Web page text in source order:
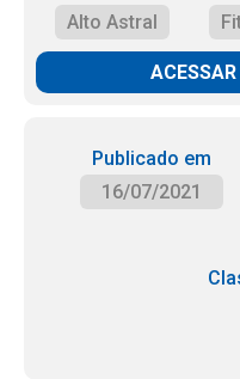
Alto Astral
Publicado em
16/07/2021